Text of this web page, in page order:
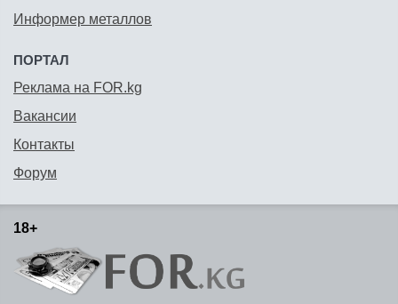
Информер металлов
ПОРТАЛ
Реклама на FOR.kg
Вакансии
Контакты
Форум
18+